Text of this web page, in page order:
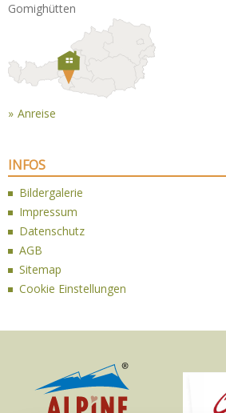
Gomighütten
Anreise
INFOS
Bildergalerie
Impressum
Datenschutz
AGB
Sitemap
Cookie Einstellungen